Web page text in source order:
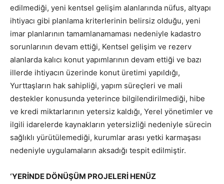
edilmediği, yeni kentsel gelişim alanlarında nüfus, altyapı
ihtiyacı gibi planlama kriterlerinin belirsiz olduğu, yeni
imar planlarının tamamlanamaması nedeniyle kadastro
sorunlarının devam ettiği, Kentsel gelişim ve rezerv
alanlarda kalıcı konut yapımlarının devam ettiği ve bazı
illerde ihtiyacın üzerinde konut üretimi yapıldığı,
Yurttaşların hak sahipliği, yapım süreçleri ve mali
destekler konusunda yeterince bilgilendirilmediği, hibe
ve kredi miktarlarının yetersiz kaldığı, Yerel yönetimler ve
ilgili idarelerde kaynakların yetersizliği nedeniyle sürecin
sağlıklı yürütülemediği, kurumlar arası yetki karmaşası
nedeniyle uygulamaların aksadığı tespit edilmiştir.
‘YERİNDE DÖNÜŞÜM PROJELERİ HENÜZ